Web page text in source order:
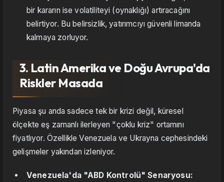
bir kararın ise volatiliteyi (oynaklığı) artıracağını
belirtiyor. Bu belirsizlik, yatırımcıyı güvenli limanda
kalmaya zorluyor.
3. Latin Amerika ve Doğu Avrupa'da
Riskler Masada
Piyasa şu anda sadece tek bir krizi değil, küresel
ölçekte eş zamanlı ilerleyen "çoklu kriz" ortamını
fiyatlıyor. Özellikle Venezuela ve Ukrayna cephesindeki
gelişmeler yakından izleniyor.
Venezuela'da "ABD Kontrolü" Senaryosu: